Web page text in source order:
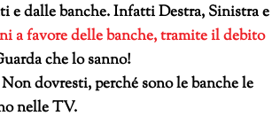
e dalle banche. Infatti Destra, Sinistra e
favore delle banche, tramite il debito
che lo sanno!
dovresti, perché sono le banche le
nelle TV.